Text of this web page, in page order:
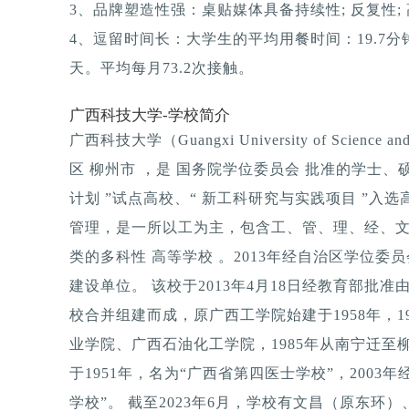
3、品牌塑造性强：桌贴媒体具备持续性; 反复性;
4、逗留时间长：大学生的平均用餐时间：19.7
天。平均每月73.2次接触。
广西科技大学-学校简介
广西科技大学（Guangxi University of Science
区 柳州市 ，是 国务院学位委员会 批准的学士、
计划 ”试点高校、“ 新工科研究与实践项目 ”入
管理，是一所以工为主，包含工、管、理、经、
类的多科性 高等学校 。2013年经自治区学位委
建设单位。 该校于2013年4月18日经教育部批准
校合并组建而成，原广西工学院始建于1958年，
业学院、广西石油化工学院，1985年从南宁迁至
于1951年，名为“广西省第四医士学校”，2003年
学校”。 截至2023年6月，学校有文昌（原东环